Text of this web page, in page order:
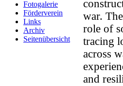
Fotogalerie
Förderverein
Links
Archiv
Seitenübersicht
war.
role of
tracing
across
and